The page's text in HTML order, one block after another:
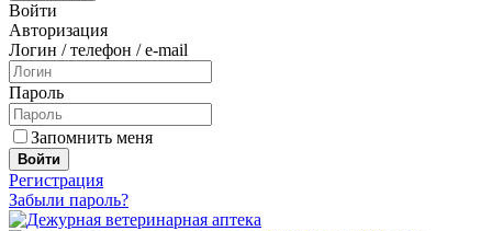
Войти
Авторизация
Логин / телефон / e-mail
Пароль
Запомнить меня
Войти
Регистрация
Забыли пароль?